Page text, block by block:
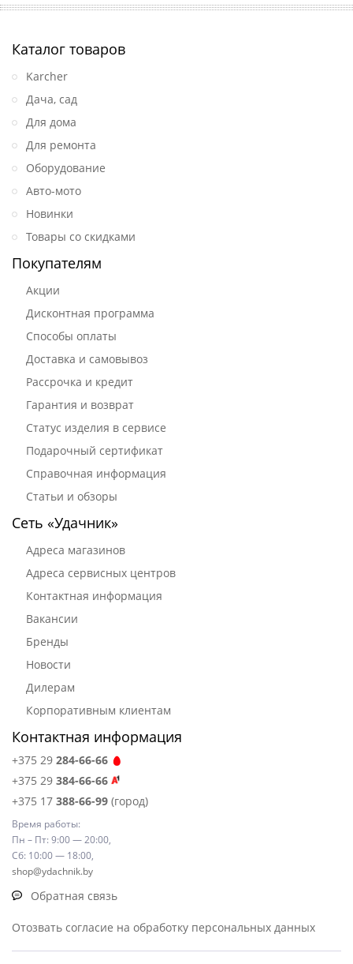
Каталог товаров
Karcher
Дача, сад
Для дома
Для ремонта
Оборудование
Авто-мото
Новинки
Товары со скидками
Покупателям
Акции
Дисконтная программа
Способы оплаты
Доставка и самовывоз
Рассрочка и кредит
Гарантия и возврат
Статус изделия в сервисе
Подарочный сертификат
Справочная информация
Статьи и обзоры
Сеть «Удачник»
Адреса магазинов
Адреса сервисных центров
Контактная информация
Вакансии
Бренды
Новости
Дилерам
Корпоративным клиентам
Контактная информация
+375 29 284-66-66
+375 29 384-66-66
+375 17 388-66-99 (город)
Время работы:
Пн – Пт: 9:00 — 20:00,
Сб: 10:00 — 18:00,
shop@ydachnik.by
Обратная связь
Отозвать согласие на обработку персональных данных